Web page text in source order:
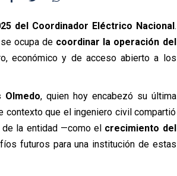
del Coordinador Eléctrico Nacional.
ocupa de coordinar la operación del
económico y de acceso abierto a los
Olmedo, quien hoy encabezó su última
contexto que el ingeniero civil compartió
de la entidad —como el crecimiento del
futuros para una institución de estas